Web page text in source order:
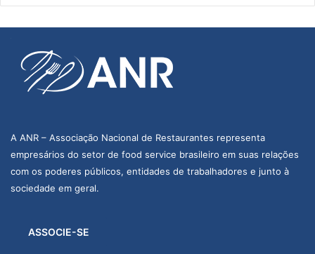
A ANR – Associação Nacional de Restaurantes representa
empresários do setor de food service brasileiro em suas relações
com os poderes públicos, entidades de trabalhadores e junto à
sociedade em geral.
ASSOCIE-SE